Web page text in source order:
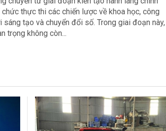
thực thi các chiến lược về khoa học, công
sáng tạo và chuyển đổi số. Trong giai đoạn này,
trọng không còn...